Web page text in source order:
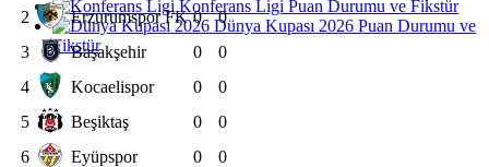
Konferans Ligi Puan Durumu ve Fikstür
Dünya Kupası 2026 Puan Durumu ve
Fikstür
2
Erzurumspor FK 0
0
3
Başakşehir 0
0
4
Kocaelispor 0
0
5
Beşiktaş 0
0
6
Eyüpspor 0
0